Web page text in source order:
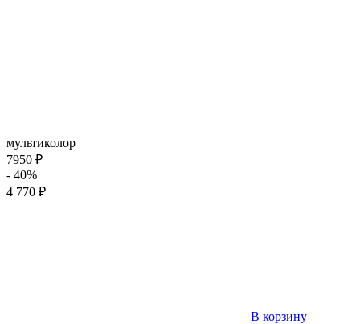
мультиколор
7950 ₽
- 40%
4 770 ₽
В корзину